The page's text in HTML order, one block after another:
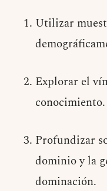
Utilizar
Explorar el
conocimiento.
Profundizar
dominio y la
dominación.